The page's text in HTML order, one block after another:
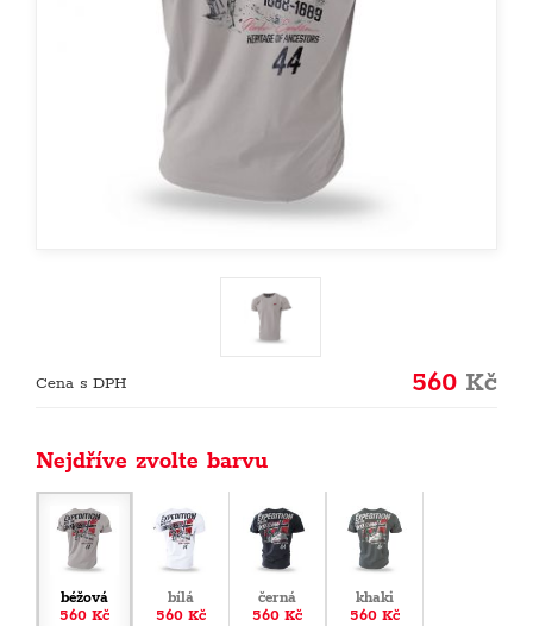
Cena s DPH 560 Kč
Nejdříve zvolte barvu
béžová
560 Kč
bílá
560 Kč
černá
560 Kč
khaki
560 Kč